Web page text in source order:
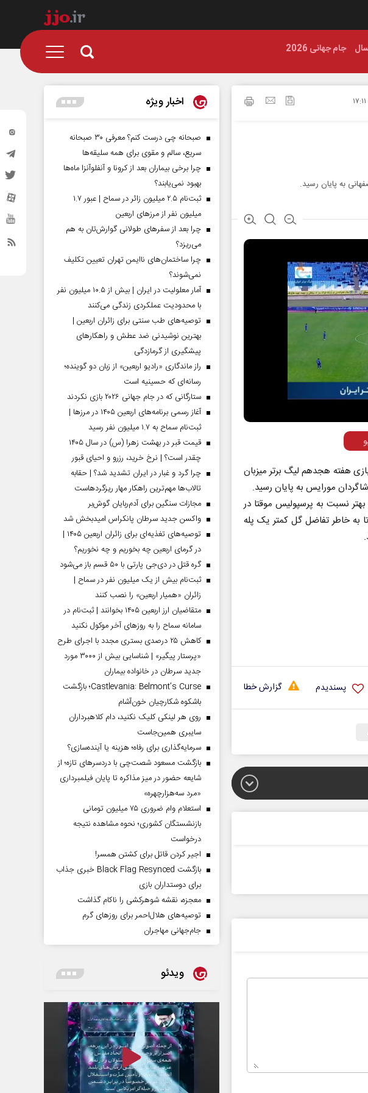
جام جهانی 2026
به پایان رسید.
هفته هجدهم لیگ برتر میزبان
تفاضل گل بهتر نسبت به پرسپولیس موقتا در
گهر نیز در امتیاز 30 باقی ماند تا به خاطر تفاضل گل کمتر یک پله
گزارش خطا پسندیدم
اخبار ویژه
صبحانه چی درست کنم؟ معرفی ۳۰ صبحانه
سریع، سالم و مقوی برای همه سلیقه‌ها
چرا برخی بیماران بعد از کرونا و آنفلوآنزا ماه‌ها
بهبود نمی‌یابند؟
ثبت‌نام ۲.۵ میلیون زائر در سماح | عبور ۱.۷
میلیون نفر از مرز‌های اربعین
چرا بعد از سفرهای طولانی گوارش‌تان به هم
می‌ریزد؟
چرا ساختمان‌های ناایمن تهران تعیین تکلیف
نمی‌شوند؟
آمار معلولیت در ایران | بیش از ۱۰.۵ میلیون نفر
با محدودیت عملکردی زندگی می‌کنند
توصیه‌های طب سنتی برای زائران اربعین |
بهترین نوشیدنی ضد عطش و راهکارهای
پیشگیری از گرمازدگی
راز ماندگاری «رادیو اربعین» از زبان دو گوینده؛
رسانه‌ای که حسینیه است
ستارگانی که در جام جهانی ۲۰۲۶ بازی نکردند
آغاز رسمی برنامه‌های اربعین ۱۴۰۵ در مرز‌ها |
ثبت‌نام سماح به ۱.۷ میلیون نفر رسید
قیمت قبر در بهشت زهرا (س) در سال ۱۴۰۵
چقدر است؟ | نرخ خرید، رزرو و احیای قبور
چرا گرد و غبار در ایران تشدید شد؟ | حقابه
تالاب‌ها مهم‌ترین راهکار مهار ریزگردهاست
مجازات سنگین برای آدم‌ربایان گوش‌بر
واکسن جدید سرطان پانکراس امیدبخش شد
توصیه‌های تغذیه‌ای برای زائران اربعین ۱۴۰۵ |
در گرمای اربعین چه بخوریم و چه نخوریم؟
گره قتل در دی‌جی پارتی با ۵۰ قسم باز می‌شود
ثبت‌نام بیش از یک میلیون نفر در سماح |
زائران «همیار اربعین» را نصب کنند
متقاضیان ارز اربعین ۱۴۰۵ بخوانند | ثبت‌نام در
سامانه سماح را به روز‌های آخر موکول نکنید
کاهش ۲۵ درصدی بستری مجدد با اجرای طرح
«پرستار پیگیر» | شناسایی بیش از ۳۰۰۰ مورد
جدید سرطان در خانواده بیماران
Castlevania: Belmont’s Curse؛ بازگشت
باشکوه شکارچیان خون‌آشام
روی هر لینکی کلیک نکنید، دام کلاهبرداران
سایبری همین‌جاست
سرمایه‌گذاری برای رفاه؛ هزینه یا آینده‌سازی؟
بازگشت مسعود شصت‌چی با دردسر‌های تازه؛ از
شایعه حضور در میز مذاکره تا پایان فیلمبرداری
«مرد سه‌هزارچهره»
استعلام وام ضروری ۷۵ میلیون تومانی
بازنشستگان کشوری؛ نحوه مشاهده نتیجه
درخواست
اجیر کردن قاتل برای کشتن همسر!
بازگشت Black Flag Resynced خبری جذاب
برای دوستداران بازی
معجزه، نقشه شوهرکشی را ناکام گذاشت
توصیه‌های هلال‌احمر برای روز‌های گرم
جام‌جهانی مهاجران
ویدئو